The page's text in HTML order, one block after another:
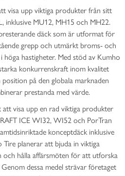
visa upp viktiga produkter från sitt
inklusive MU12, MH15 och MH22.
däck som är utformat för
grepp och utmärkt broms- och
höga hastigheter. Med stöd av Kumho
konkurrenskraft inom kvalitet
på den globala marknaden
prestanda med värde.
visa upp en rad viktiga produkter
ICE WI32, WI52 och PorTran
konceptdäck inklusive
planerar att bjuda in viktiga
och hålla affärsmöten för att utforska
dessa medel strävar företaget